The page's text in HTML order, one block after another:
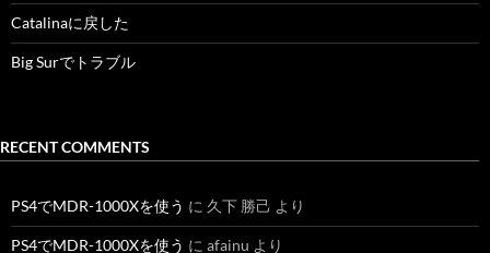
Catalinaに戻した
Big Surでトラブル
RECENT COMMENTS
PS4でMDR-1000Xを使う に 久下 勝己 より
PS4でMDR-1000Xを使う に afainu より